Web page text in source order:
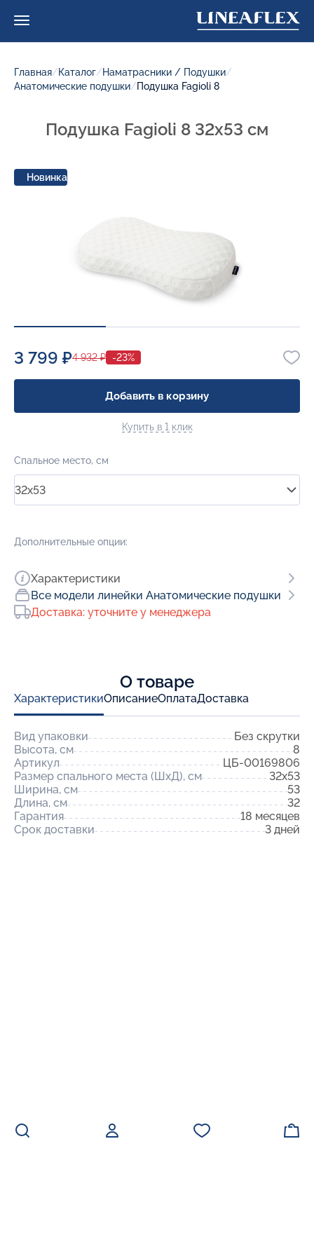
Главная/Каталог/Наматрасники / Подушки/
Анатомические подушки/Подушка Fagioli 8
О товаре
ХарактеристикиОписаниеОплатаДоставка
Вид упаковки
Без скрутки
Высота, см
8
Артикул
ЦБ-00169806
Размер спального места (ШхД), см
32x53
Ширина, см
53
Длина, см
32
Гарантия
18 месяцев
Срок доставки
3 дней
Подушка Fagioli 8 32x53 см
Новинка
3 799 ₽4 932 ₽ -23%
Добавить в корзину
Купить в 1 клик
Спальное место, см
32x53
Дополнительные опции:
Характеристики
Все модели линейки Анатомические подушки
Доставка: уточните у менеджера